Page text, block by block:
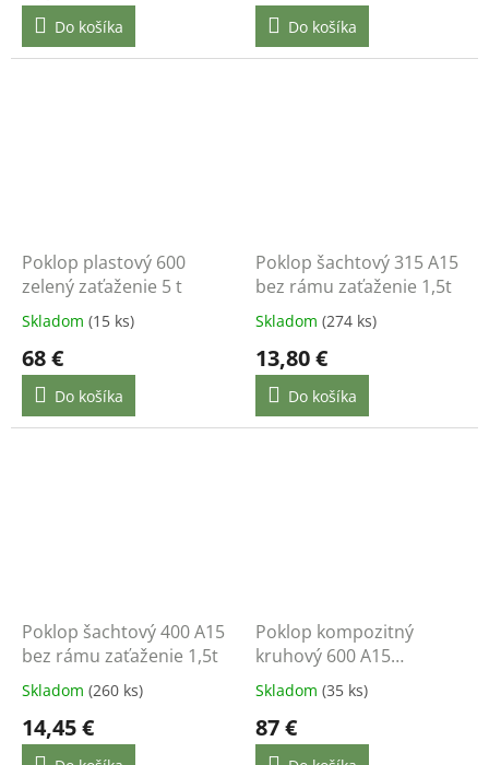
Do košíka Do košíka
Poklop plastový 600
zelený zaťaženie 5 t
Skladom (15 ks)
68 €
Do košíka
Poklop šachtový 315 A15
bez rámu zaťaženie 1,5t
Skladom (274 ks)
13,80 €
Do košíka
Poklop šachtový 400 A15
bez rámu zaťaženie 1,5t
Skladom (260 ks)
14,45 €
Poklop kompozitný
kruhový 600 A15
zaťaženie 1,5t
Skladom (35 ks)
87 €